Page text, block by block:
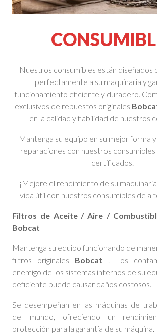
Nuestros consumibles están diseñados
perfectamente a su maquinaria y
funcionamiento eficiente y duradero.
exclusivos de repuestos originales
en la calidad y fiabilidad de nuestros
Mantenga su equipo en su mejor forma
reparaciones con nuestros
certificados.
¡Mejore el rendimiento de su
vida útil con nuestros consumibles de
Filtros de Aceite / Aire /
Bobcat
Mantenga su equipo funcionando de
filtros originales Bobcat . Los
enemigo de los sistemas internos de su
deficiente puede causar daños costosos.
Se desempeñan en las máquinas de
del mundo, ofreciendo un
protección para la garantía de su máquina.